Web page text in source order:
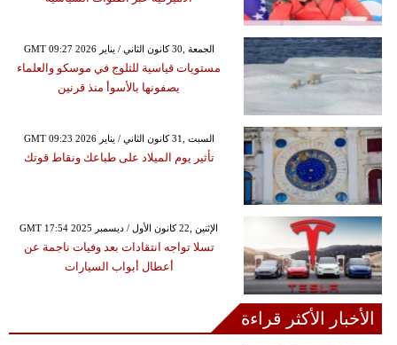
GMT 09:27 2026 الجمعة ,30 كانون الثاني / يناير
مستويات قياسية للثلوج في موسكو والعلماء
يصفونها بالأسوأ منذ قرنين
GMT 09:23 2026 السبت ,31 كانون الثاني / يناير
تأثير يوم الميلاد على طباعك ونقاط قوتك
GMT 17:54 2025 الإثنين ,22 كانون الأول / ديسمبر
تسلا تواجه انتقادات بعد وفيات ناجمة عن
أعطال أبواب السيارات
الأخبار الأكثر قراءة